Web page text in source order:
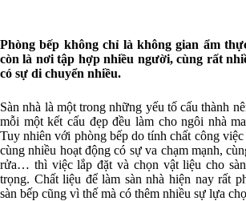
Phòng bếp không chỉ là không gian ẩm
còn là nơi tập hợp nhiều người, cùng rất
có sự di chuyển nhiều.
Sàn nhà là một trong những yếu tố cấu thành
mỗi một kết cấu đẹp đều làm cho ngôi nhà
Tuy nhiên với phòng bếp do tính chất công
cùng nhiều hoạt động có sự va chạm mạnh,
rửa… thì việc lắp đặt và chọn vật liệu cho
trọng. Chất liệu để làm sàn nhà hiện nay rất
sàn bếp cũng vì thế mà có thêm nhiều sự lựa